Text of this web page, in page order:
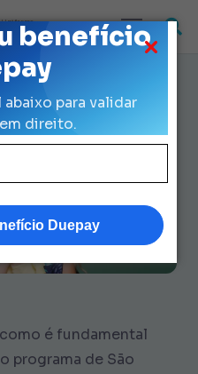
benefício
para validar
direito.
Duepay
Uniforme
Paulo
Compra
R$ 424 Hoje
é fundamental
programa de São